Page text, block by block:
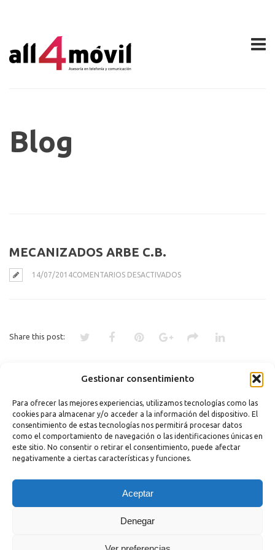
Gestionar consentimiento
Para ofrecer las mejores experiencias, utilizamos tecnologías como las
cookies para almacenar y/o acceder a la información del dispositivo. El
consentimiento de estas tecnologías nos permitirá procesar datos
como el comportamiento de navegación o las identificaciones únicas en
este sitio. No consentir o retirar el consentimiento, puede afectar
negativamente a ciertas características y funciones.
Aceptar
Denegar
Blog
MECANIZADOS ARBE C.B.
14/07/2014COMENTARIOS DESACTIVADOSEN
Share this post:
ASOCIACIÓN DE VECINOS DE
SANTIAGO
Comments are closed.
Copyright 2023 |Aviso legal|Política de cookies